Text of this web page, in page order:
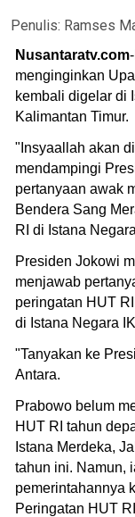
Penulis: Ramses
Nusantaratv.com
menginginkan
kembali digelar di
Kalimantan Timur.
"Insyaallah akan
mendampingi
pertanyaan awak
Bendera Sang
RI di Istana
Presiden Jokowi
menjawab
peringatan HUT
di Istana Negara
"Tanyakan ke
Antara.
Prabowo belum
HUT RI tahun
Istana Merdeka,
tahun ini. Namun,
pemerintahannya
Peringatan HUT